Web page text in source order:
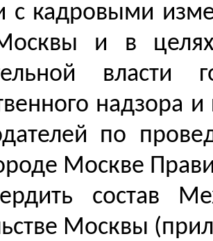
с кадровыми
и в
власти
надзора
по
Москве
состав
Москвы